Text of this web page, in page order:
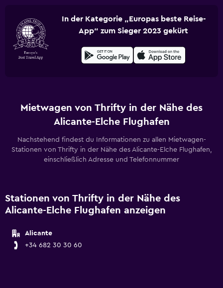
In der Kategorie „Europas beste Reise-
App“ zum Sieger 2023 gekürt
Mietwagen von Thrifty in der Nähe des
Alicante-Elche Flughafen
Nachstehend findest du Informationen zu allen Mietwagen-
Stationen von Thrifty in der Nähe des Alicante-Elche Flughafen,
einschließlich Adresse und Telefonnummer
Stationen von Thrifty in der Nähe des
Alicante-Elche Flughafen anzeigen
Alicante
+34 682 30 30 60